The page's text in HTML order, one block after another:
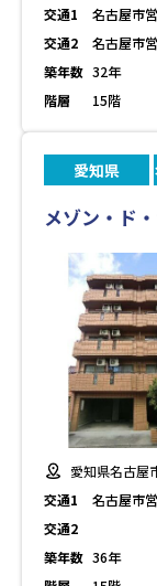
交通1
名古屋市
交通2
名古屋市
築年数 32年
階層
15階
愛知県
メゾン・ド
愛知県名古屋
交通1
名古屋市
交通2
築年数 36年